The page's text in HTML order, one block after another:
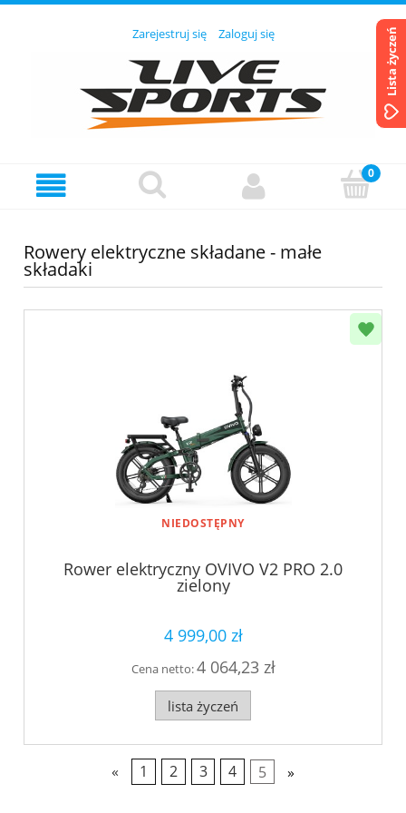
Zarejestruj się Zaloguj się
Rowery elektryczne składane - małe
składaki
NIEDOSTĘPNY
Rower elektryczny OVIVO V2 PRO 2.0
zielony
4 999,00 zł
Cena netto:4 064,23 zł
lista życzeń
« 1 2 3 4 5 »
Lista życzeń